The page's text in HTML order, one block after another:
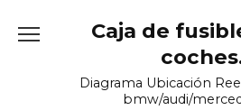
Caja de
Diagrama Ubicación
bmw/audi/